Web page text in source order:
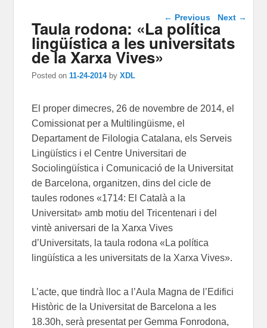
Post navigation
← Previous Next →
Taula rodona: «La política
lingüística a les universitats
de la Xarxa Vives»
Posted on11-24-2014 byXDL
El proper dimecres, 26 de novembre de 2014, el
Comissionat per a Multilingüisme, el
Departament de Filologia Catalana, els Serveis
Lingüístics i el Centre Universitari de
Sociolingüística i Comunicació de la Universitat
de Barcelona, organitzen, dins del cicle de
taules rodones «1714: El Català a la
Universitat» amb motiu del Tricentenari i del
vintè aniversari de la Xarxa Vives
d’Universitats, la taula rodona «La política
lingüística a les universitats de la Xarxa Vives».
L’acte, que tindrà lloc a l’Aula Magna de l’Edifici
Històric de la Universitat de Barcelona a les
18.30h, serà presentat per Gemma Fonrodona,